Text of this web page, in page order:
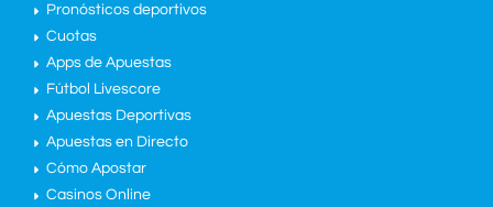
Pronósticos deportivos
Cuotas
Apps de Apuestas
Fútbol Livescore
Apuestas Deportivas
Apuestas en Directo
Cómo Apostar
Casinos Online